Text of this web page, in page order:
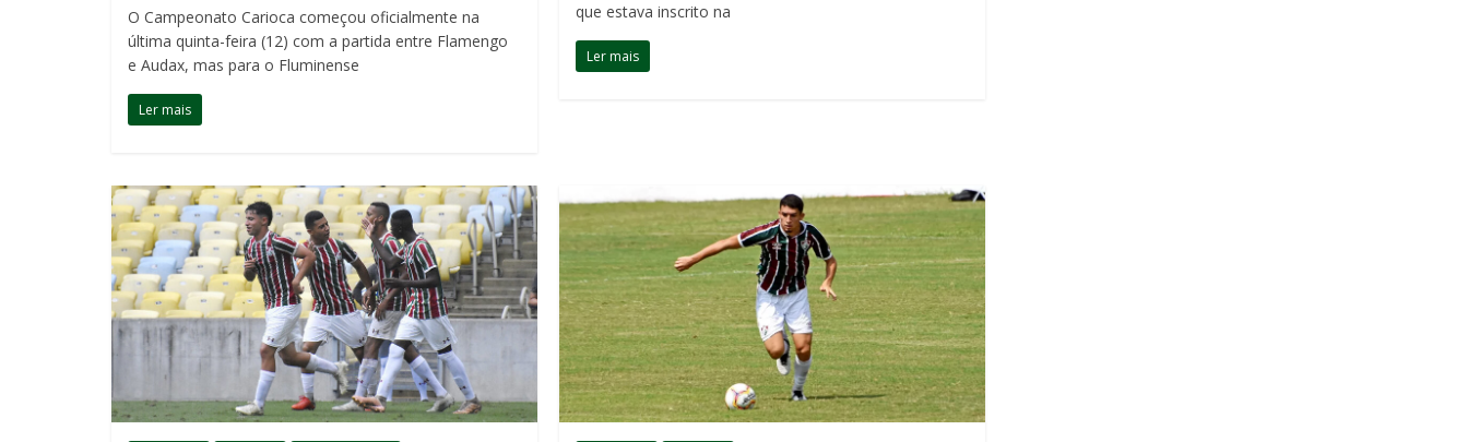
O Campeonato Carioca começou oficialmente na
última quinta-feira (12) com a partida entre Flamengo
e Audax, mas para o Fluminense
Ler mais
que estava inscrito na
Ler mais